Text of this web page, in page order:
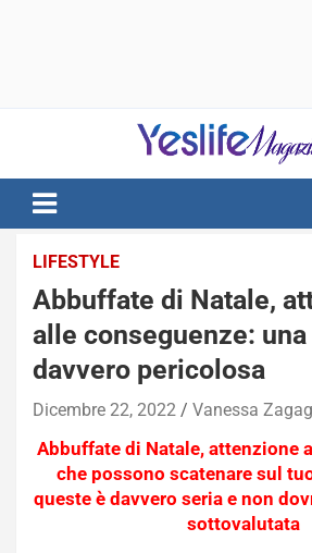
notizie di intrattenimento
LIFESTYLE
Abbuffate di Natale,
alle conseguenze:
davvero pericolosa
Dicembre 22, 2022 Vanessa
Abbuffate di Natale, attenzione
che possono scatenare sul
queste è davvero seria e non
sottovalutata